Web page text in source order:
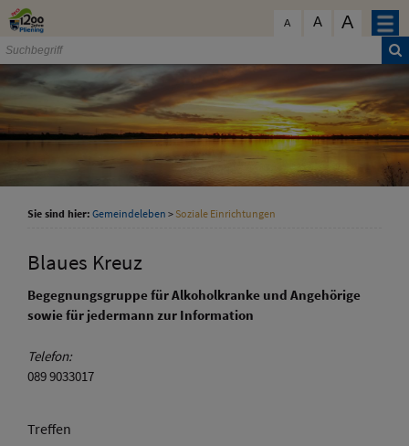
Zum Inhalt
A A A
Sie sind hier: Gemeindeleben > Soziale Einrichtungen
Blaues Kreuz
Begegnungsgruppe für Alkoholkranke und Angehörige
sowie für jedermann zur Information
Telefon:
089 9033017
Treffen
schließen